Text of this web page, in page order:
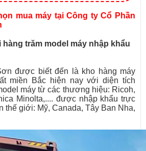
mua máy tại Công ty Cổ Phần
trăm model máy nhập khẩu
được biết đến là kho hàng máy
miền Bắc hiện nay với diện tích
máy từ các thương hiệu: Ricoh,
Minolta,.... được nhập khẩu trực
thế giới: Mỹ, Canada, Tây Ban Nha,